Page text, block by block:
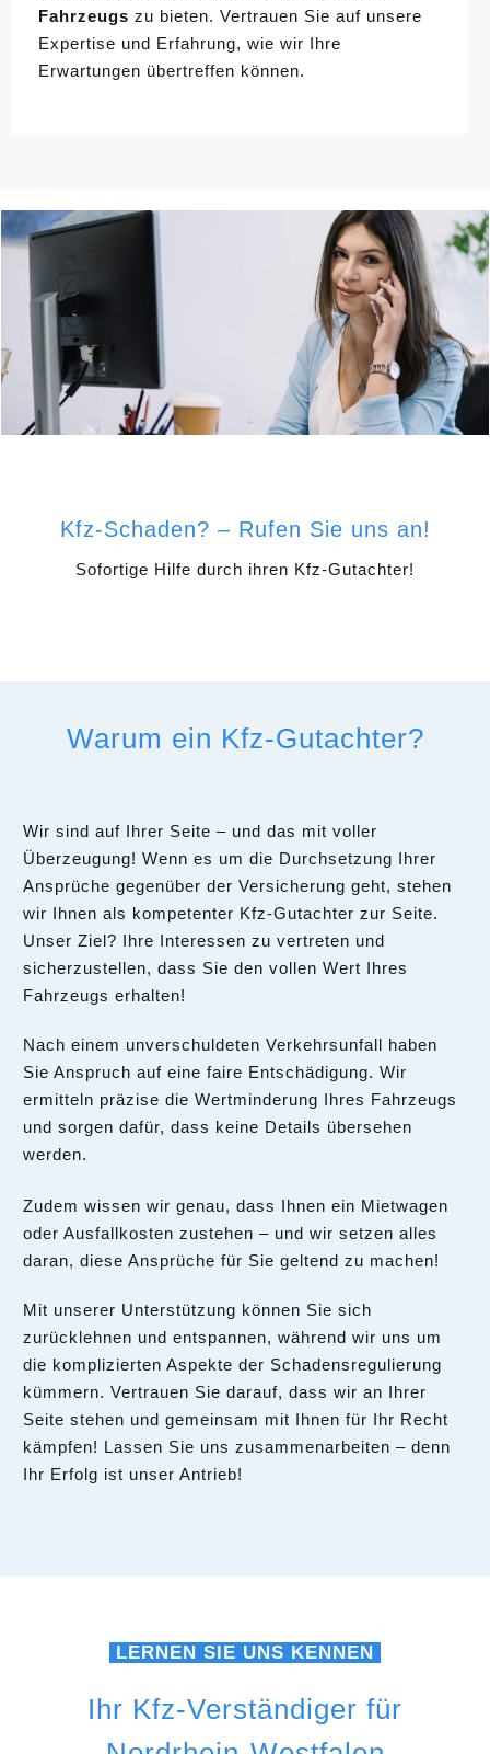
Fahrzeugs zu bieten. Vertrauen Sie auf unsere
Expertise und Erfahrung, wie wir Ihre
Erwartungen übertreffen können.
Kfz-Schaden? – Rufen Sie uns an!
Sofortige Hilfe durch ihren Kfz-Gutachter!
Warum ein Kfz-Gutachter?
Wir sind auf Ihrer Seite – und das mit voller
Überzeugung! Wenn es um die Durchsetzung Ihrer
Ansprüche gegenüber der Versicherung geht, stehen
wir Ihnen als kompetenter Kfz-Gutachter zur Seite.
Unser Ziel? Ihre Interessen zu vertreten und
sicherzustellen, dass Sie den vollen Wert Ihres
Fahrzeugs erhalten!
Nach einem unverschuldeten Verkehrsunfall haben
Sie Anspruch auf eine faire Entschädigung. Wir
ermitteln präzise die Wertminderung Ihres Fahrzeugs
und sorgen dafür, dass keine Details übersehen
werden.
Zudem wissen wir genau, dass Ihnen ein Mietwagen
oder Ausfallkosten zustehen – und wir setzen alles
daran, diese Ansprüche für Sie geltend zu machen!
Mit unserer Unterstützung können Sie sich
zurücklehnen und entspannen, während wir uns um
die komplizierten Aspekte der Schadensregulierung
kümmern. Vertrauen Sie darauf, dass wir an Ihrer
Seite stehen und gemeinsam mit Ihnen für Ihr Recht
kämpfen! Lassen Sie uns zusammenarbeiten – denn
Ihr Erfolg ist unser Antrieb!
LERNEN SIE UNS KENNEN
Ihr Kfz-Verständiger für